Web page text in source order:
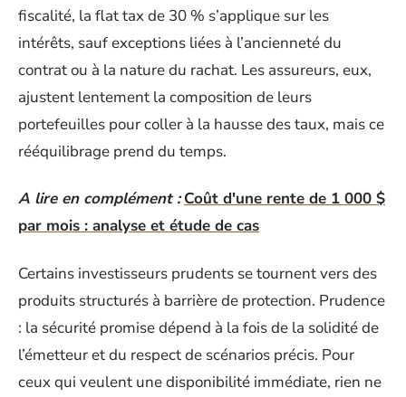
fiscalité, la flat tax de 30 % s’applique sur les
intérêts, sauf exceptions liées à l’ancienneté du
contrat ou à la nature du rachat. Les assureurs, eux,
ajustent lentement la composition de leurs
portefeuilles pour coller à la hausse des taux, mais ce
rééquilibrage prend du temps.
A lire en complément : Coût d'une rente de 1 000 $
par mois : analyse et étude de cas
Certains investisseurs prudents se tournent vers des
produits structurés à barrière de protection. Prudence
: la sécurité promise dépend à la fois de la solidité de
l’émetteur et du respect de scénarios précis. Pour
ceux qui veulent une disponibilité immédiate, rien ne